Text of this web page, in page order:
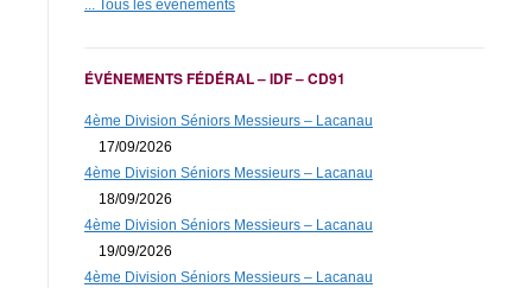
... Tous les événements
ÉVÉNEMENTS FÉDÉRAL – IDF – CD91
4ème Division Séniors Messieurs – Lacanau
17/09/2026
4ème Division Séniors Messieurs – Lacanau
18/09/2026
4ème Division Séniors Messieurs – Lacanau
19/09/2026
4ème Division Séniors Messieurs – Lacanau